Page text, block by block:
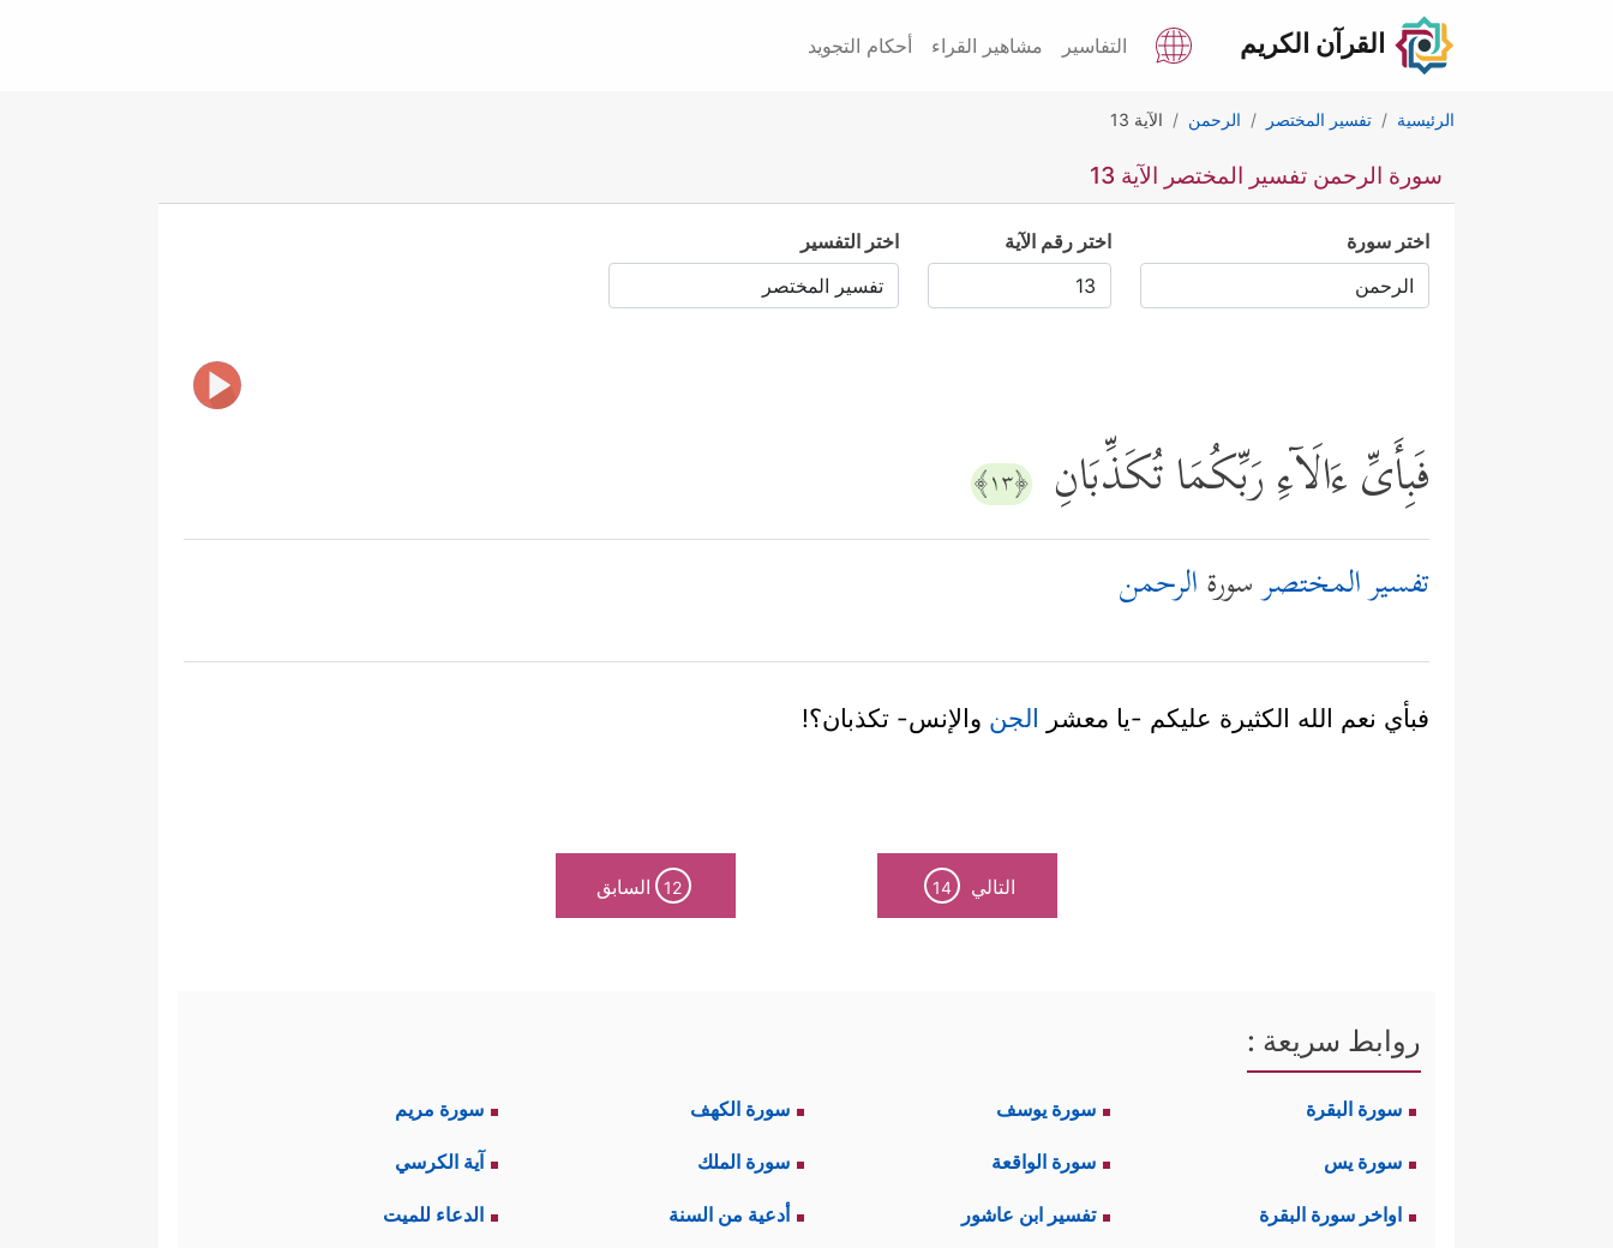
القرآن الكريم التفاسير مشاهير القراء أحكام التجويد
الرئيسية تفسير المختصر الرحمن الآية 13
سورة الرحمن تفسير المختصر الآية 13
اختر سورة اختر رقم الآية اختر التفسير
فَبِأَیِّ ءَالَاۤءِ رَبِّكُمَا تُكَذِّبَانِ ﴿١٣﴾
تفسير المختصرسورةالرحمن
فبأي نعم الله الكثيرة عليكم -يا معشر الجن والإنس- تكذبان؟!
التالي 14
12 السابق
روابط سريعة :
سورة البقرة سورة يوسف سورة الكهف سورة مريم
سورة يس سورة الواقعة سورة الملك آية الكرسي
اواخر سورة البقرة تفسير ابن عاشور أدعية من السنة الدعاء للميت